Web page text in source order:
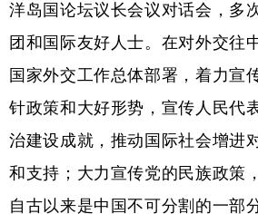
洋岛国论坛议长会议对话会，多
团和国际友好人士。在对外交往
国家外交工作总体部署，着力宣
针政策和大好形势，宣传人民代
治建设成就，推动国际社会增进
和支持；大力宣传党的民族政策
自古以来是中国不可分割的一部